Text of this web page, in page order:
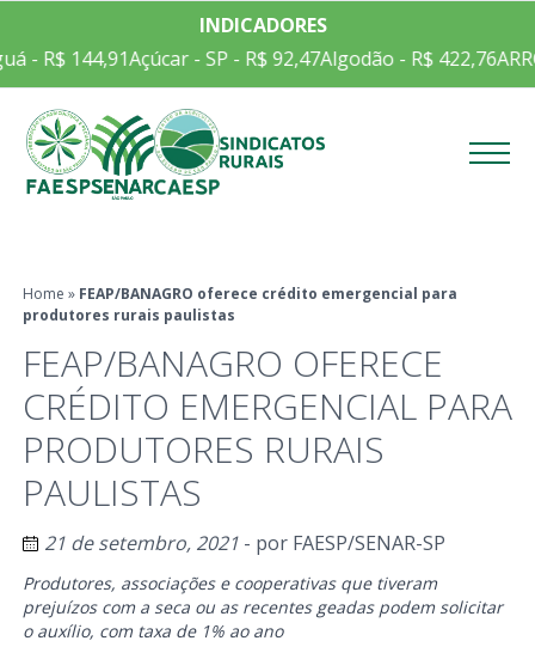
INDICADORES
- R$ 144,91Açúcar - SP - R$ 92,47Algodão - R$ 422,76
Home » FEAP/BANAGRO oferece crédito emergencial para
produtores rurais paulistas
FEAP/BANAGRO OFERECE
CRÉDITO EMERGENCIAL PARA
PRODUTORES RURAIS
PAULISTAS
21 de setembro, 2021- por FAESP/SENAR-SP
Produtores, associações e cooperativas que tiveram
prejuízos com a seca ou as recentes geadas podem solicitar
o auxílio, com taxa de 1% ao ano